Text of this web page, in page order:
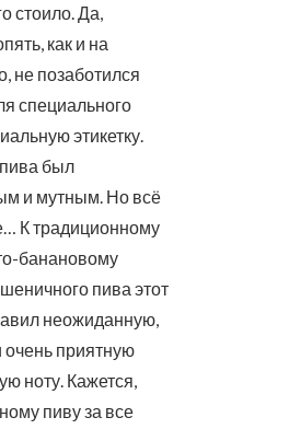
стоило. Да,
как и на
не позаботился
специального
этикетку.
был
и мутным. Но всё
К традиционному
банановому
пива этот
неожиданную,
очень приятную
ноту. Кажется,
пиву за все